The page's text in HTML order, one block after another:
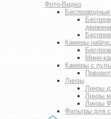
Фото-Видео
Камеры
Мини-
Камеры с
Линзы
Линзы
Линзы
Линзы
Фильтры для